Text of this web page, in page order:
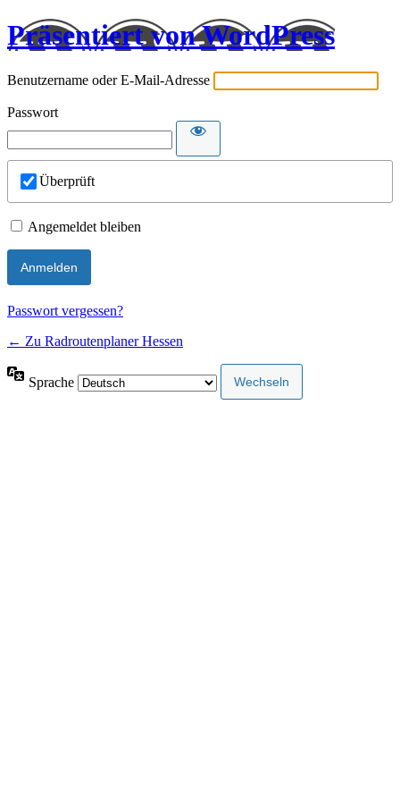
Präsentiert von WordPress
Benutzername oder E-Mail-Adresse
Passwort
Überprüft
Angemeldet bleiben
Passwort vergessen?
← Zu Radroutenplaner Hessen
Sprache